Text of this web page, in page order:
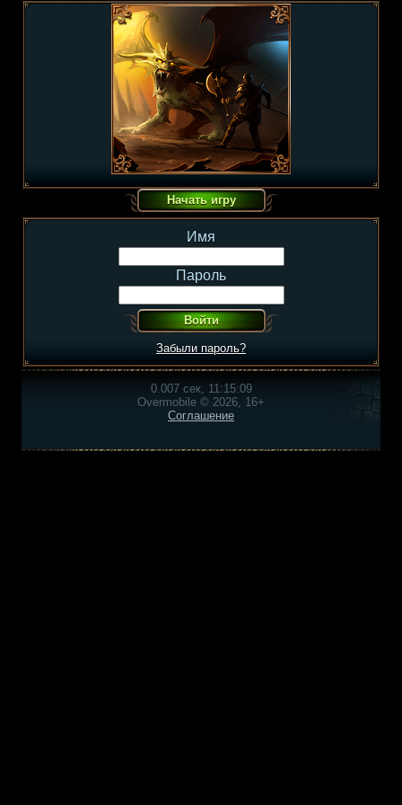
Имя
Пароль
Забыли пароль?
0.007 сек, 11:15:09
Overmobile © 2026, 16+
Соглашение